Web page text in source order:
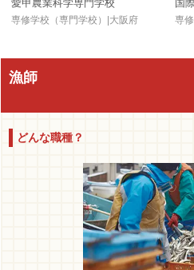
愛甲農業科学専門学校
専修学校（専門学校）|大阪府
国
専
漁師
どんな職種？